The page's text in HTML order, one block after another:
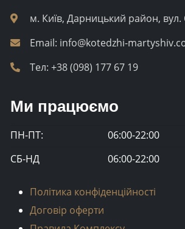
м. Київ, Дарницький район, вул.
Email: info@kotedzhi-
Тел: +38 (098) 177 67 19
Ми працюємо
ПН-ПТ:
06:00-22:00
СБ-НД
06:00-22:00
Політика конфіденційності
Договір оферти